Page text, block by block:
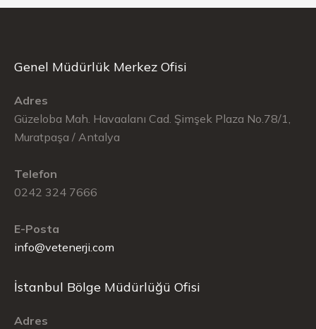
Genel Müdürlük Merkez Ofisi
Adres
Güzeloba Mah. Havaalanı Cad. Şimşek Plaza No.78/1,
Muratpaşa / Antalya
Telefon
0242 324 7666
E-Posta
info@vetenerji.com
İstanbul Bölge Müdürlüğü Ofisi
Adres